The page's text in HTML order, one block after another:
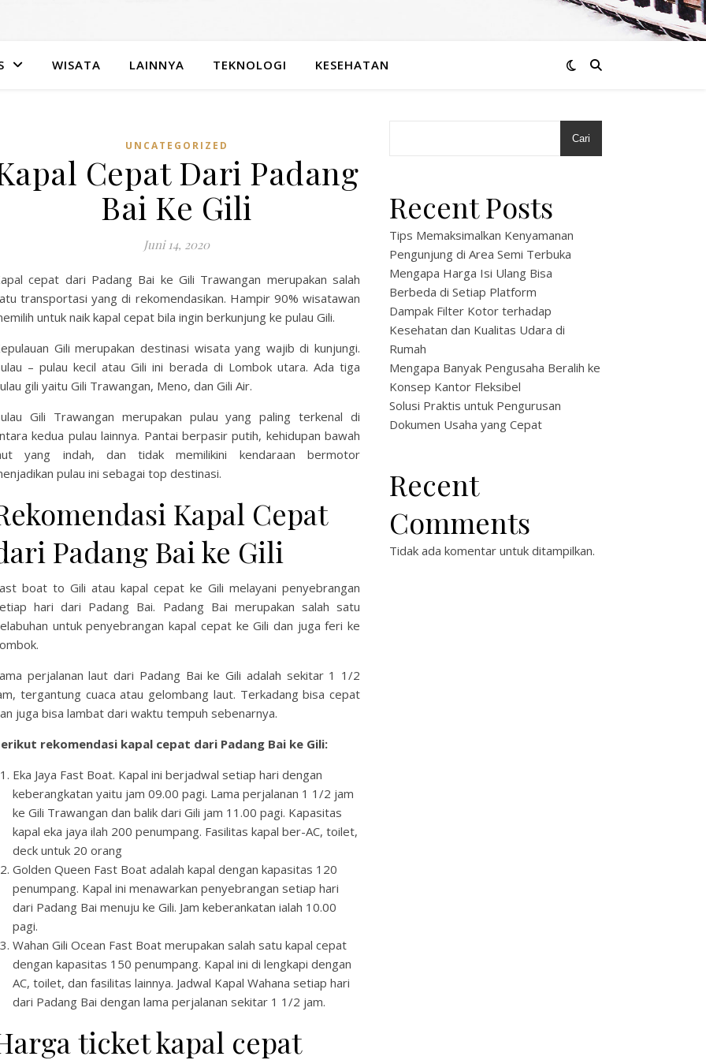
WISATA LAINNYA TEKNOLOGI KESEHATAN
UNCATEGORIZED
Cepat Dari Padang
Bai Ke Gili
Juni 14, 2020
cepat dari Padang Bai ke Gili Trawangan merupakan salah
transportasi yang di rekomendasikan. Hampir 90% wisatawan
untuk naik kapal cepat bila ingin berkunjung ke pulau Gili.
Gili merupakan destinasi wisata yang wajib di kunjungi.
– pulau kecil atau Gili ini berada di Lombok utara. Ada tiga
gili yaitu Gili Trawangan, Meno, dan Gili Air.
Gili Trawangan merupakan pulau yang paling terkenal di
kedua pulau lainnya. Pantai berpasir putih, kehidupan bawah
yang indah, dan tidak memilikini kendaraan bermotor
pulau ini sebagai top destinasi.
Kapal Cepat
Padang Bai ke Gili
boat to Gili atau kapal cepat ke Gili melayani penyebrangan
hari dari Padang Bai. Padang Bai merupakan salah satu
untuk penyebrangan kapal cepat ke Gili dan juga feri ke
perjalanan laut dari Padang Bai ke Gili adalah sekitar 1 1/2
tergantung cuaca atau gelombang laut. Terkadang bisa cepat
juga bisa lambat dari waktu tempuh sebenarnya.
rekomendasi kapal cepat dari Padang Bai ke Gili:
Eka Jaya Fast Boat. Kapal ini berjadwal setiap hari dengan
keberangkatan yaitu jam 09.00 pagi. Lama perjalanan 1 1/2 jam
ke Gili Trawangan dan balik dari Gili jam 11.00 pagi. Kapasitas
kapal eka jaya ilah 200 penumpang. Fasilitas kapal ber-AC, toilet,
deck untuk 20 orang
Golden Queen Fast Boat adalah kapal dengan kapasitas 120
penumpang. Kapal ini menawarkan penyebrangan setiap hari
dari Padang Bai menuju ke Gili. Jam keberankatan ialah 10.00
pagi.
Wahan Gili Ocean Fast Boat merupakan salah satu kapal cepat
dengan kapasitas 150 penumpang. Kapal ini di lengkapi dengan
AC, toilet, dan fasilitas lainnya. Jadwal Kapal Wahana setiap hari
dari Padang Bai dengan lama perjalanan sekitar 1 1/2 jam.
ticket kapal cepat
Cari
Recent Posts
Tips Memaksimalkan Kenyamanan
Pengunjung di Area Semi Terbuka
Mengapa Harga Isi Ulang Bisa
Berbeda di Setiap Platform
Dampak Filter Kotor terhadap
Kesehatan dan Kualitas Udara di
Rumah
Mengapa Banyak Pengusaha Beralih ke
Konsep Kantor Fleksibel
Solusi Praktis untuk Pengurusan
Dokumen Usaha yang Cepat
Recent
Comments
Tidak ada komentar untuk ditampilkan.